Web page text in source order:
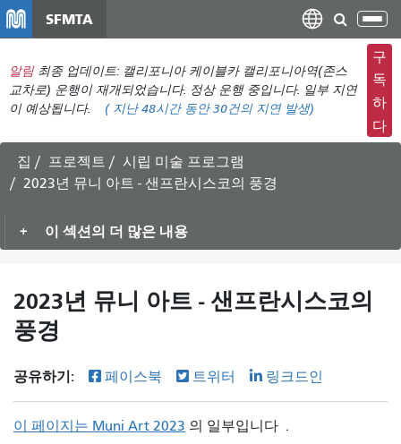
텐
츠
로
건
너
뛰
SFMTA
탐
색
메
뉴
전
환
알림 최종 업데이트: 캘리포니아 케이블카 캘리포니아역(존스
교차로) 운행이 재개되었습니다. 정상 운행 중입니다. 일부 지연
이 예상됩니다.
( 지난 48시간 동안30건의 지연 발생)
구
독
하
다
집 프로젝트
시립 미술 프로그램
2023년 뮤니 아트 - 샌프란시스코의 풍경
이 섹션의 더 많은 내용
2023년 뮤니 아트 - 샌프란시스코의
풍경
공유하기: 페이스북 트위터 링크드인
이 페이지는 Muni Art 2023 의 일부입니다 .